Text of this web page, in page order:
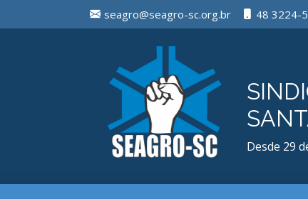
seagro@seagro-sc.org.br 48 3224-
Desde 29